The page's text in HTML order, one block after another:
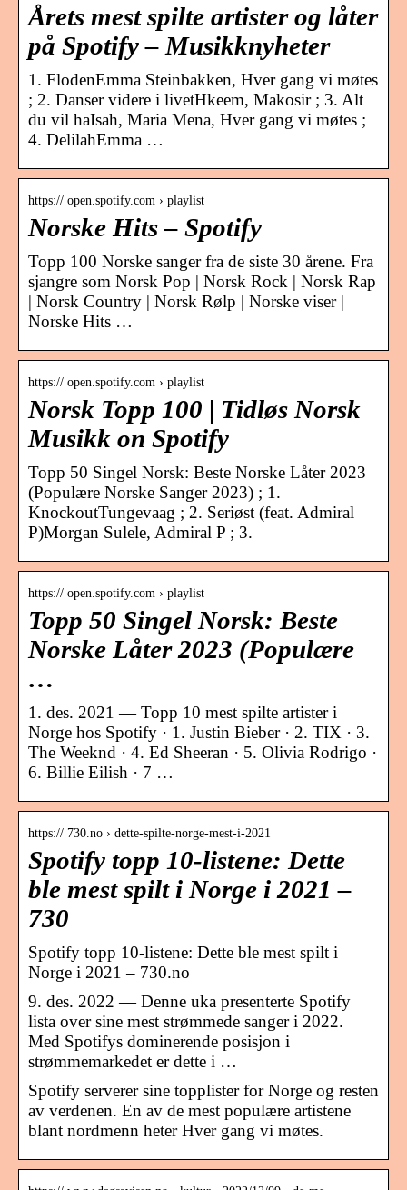
Årets mest spilte artister og låter
på Spotify – Musikknyheter
1. FlodenEmma Steinbakken, Hver gang vi møtes
; 2. Danser videre i livetHkeem, Makosir ; 3. Alt
du vil haIsah, Maria Mena, Hver gang vi møtes ;
4. DelilahEmma …
https:// open.spotify.com › playlist
Norske Hits – Spotify
Topp 100 Norske sanger fra de siste 30 årene. Fra
sjangre som Norsk Pop | Norsk Rock | Norsk Rap
| Norsk Country | Norsk Rølp | Norske viser |
Norske Hits …
https:// open.spotify.com › playlist
Norsk Topp 100 | Tidløs Norsk
Musikk on Spotify
Topp 50 Singel Norsk: Beste Norske Låter 2023
(Populære Norske Sanger 2023) ; 1.
KnockoutTungevaag ; 2. Seriøst (feat. Admiral
P)Morgan Sulele, Admiral P ; 3.
https:// open.spotify.com › playlist
Topp 50 Singel Norsk: Beste
Norske Låter 2023 (Populære
…
1. des. 2021 — Topp 10 mest spilte artister i
Norge hos Spotify · 1. Justin Bieber · 2. TIX · 3.
The Weeknd · 4. Ed Sheeran · 5. Olivia Rodrigo ·
6. Billie Eilish · 7 …
https:// 730.no › dette-spilte-norge-mest-i-2021
Spotify topp 10-listene: Dette
ble mest spilt i Norge i 2021 –
730
Spotify topp 10-listene: Dette ble mest spilt i
Norge i 2021 – 730.no
9. des. 2022 — Denne uka presenterte Spotify
lista over sine mest strømmede sanger i 2022.
Med Spotifys dominerende posisjon i
strømmemarkedet er dette i …
Spotify serverer sine topplister for Norge og resten
av verdenen. En av de mest populære artistene
blant nordmenn heter Hver gang vi møtes.